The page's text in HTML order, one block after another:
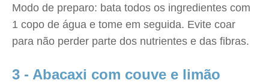
Modo de preparo: bata todos os ingredientes com
1 copo de água e tome em seguida. Evite coar
para não perder parte dos nutrientes e das fibras.
3 - Abacaxi com couve e limão